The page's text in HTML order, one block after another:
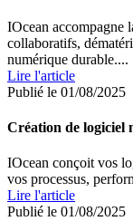
IOcean accompagne
collaboratifs,
numérique durable....
Lire l'article
Publié le 01/08/2025
Création de logiciel
IOcean conçoit vos
vos processus,
Lire l'article
Publié le 01/08/2025